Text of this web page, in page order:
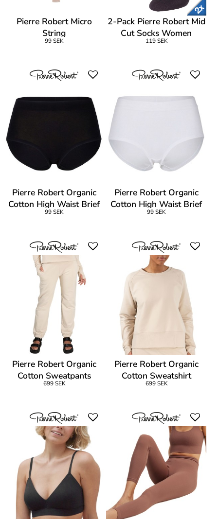
Pierre Robert Micro
String
99 SEK
2-Pack Pierre Robert Mid
Cut Socks Women
119 SEK
Pierre Robert Organic
Cotton High Waist Brief
99 SEK
Pierre Robert Organic
Cotton High Waist Brief
99 SEK
Pierre Robert Organic
Cotton Sweatpants
699 SEK
Pierre Robert Organic
Cotton Sweatshirt
699 SEK